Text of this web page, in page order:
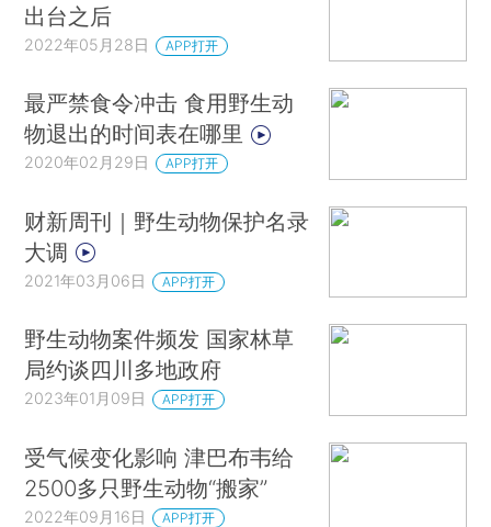
出台之后
2022年05月28日 APP打开
最严禁食令冲击 食用野生动
物退出的时间表在哪里
2020年02月29日 APP打开
财新周刊｜野生动物保护名录
大调
2021年03月06日 APP打开
野生动物案件频发 国家林草
局约谈四川多地政府
2023年01月09日 APP打开
受气候变化影响 津巴布韦给
2500多只野生动物“搬家”
2022年09月16日 APP打开